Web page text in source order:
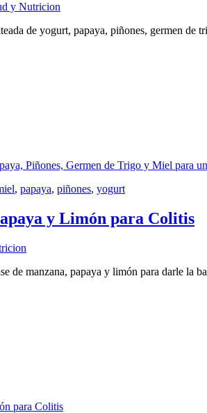
y Nutricion
de yogurt, papaya, piñones, germen de
Piñones, Germen de Trigo y Miel para
, papaya, piñones, yogurt
y Limón para Colitis
de manzana, papaya y limón para darle la
para Colitis